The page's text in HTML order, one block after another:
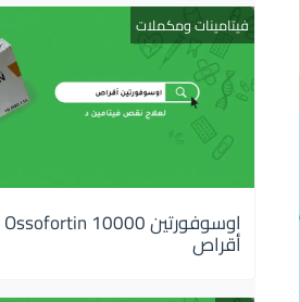
فيتامينات ومكملات
أقراص